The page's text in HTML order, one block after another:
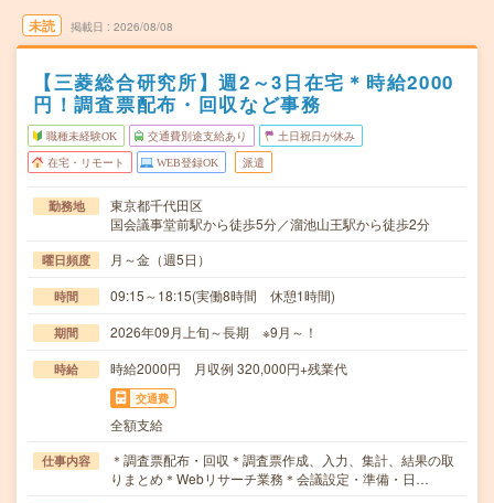
未読 掲載日 2026/08/08
【三菱総合研究所】週2～3日在宅＊時給2000
円！調査票配布・回収など事務
職種未経験OK 交通費別途支給あり 土日祝日が休み
在宅・リモート WEB登録OK 派遣
勤務地
東京都千代田区
国会議事堂前駅から徒歩5分／溜池山王駅から徒歩2分
曜日頻度 月～金（週5日）
時間 09:15～18:15(実働8時間 休憩1時間)
期間 2026年09月上旬～長期 ※9月～！
時給 時給2000円 月収例 320,000円+残業代
交通費
全額支給
仕事内容
＊調査票配布・回収＊調査票作成、入力、集計、結果の取
りまとめ＊Webリサーチ業務＊会議設定・準備・日…